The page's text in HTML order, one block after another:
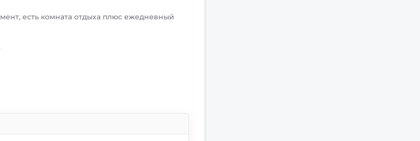
есть комната отдыха плюс ежедневный